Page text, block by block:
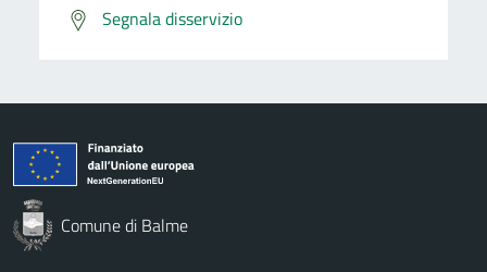
Segnala disservizio
Comune di Balme